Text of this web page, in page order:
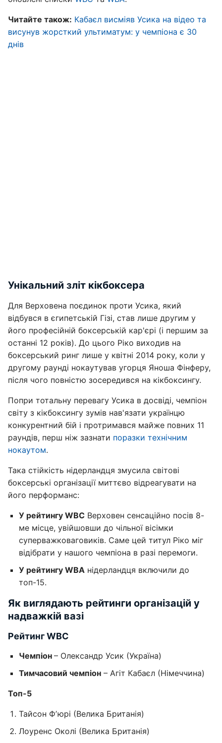
Читайте також: Кабаєл висміяв Усика на відео та
висунув жорсткий ультиматум: у чемпіона є 30
днів
Унікальний зліт кікбоксера
Для Верховена поєдинок проти Усика, який
відбувся в єгипетській Гізі, став лише другим у
його професійній боксерській кар'єрі (і першим за
останні 12 років). До цього Ріко виходив на
боксерський ринг лише у квітні 2014 року, коли у
другому раунді нокаутував угорця Яноша Фінферу,
після чого повністю зосередився на кікбоксингу.
Попри тотальну перевагу Усика в досвіді, чемпіон
світу з кікбоксингу зумів нав'язати українцю
конкурентний бій і протримався майже повних 11
раундів, перш ніж зазнати поразки технічним
нокаутом.
Така стійкість нідерландця змусила світові
боксерські організації миттєво відреагувати на
його перформанс:
У рейтингу WBC Верховен сенсаційно посів 8-
ме місце, увійшовши до чільної вісімки
суперважковаговиків. Саме цей титул Ріко міг
відібрати у нашого чемпіона в разі перемоги.
У рейтингу WBA нідерландця включили до
топ-15.
Як виглядають рейтинги організацій у
надважкій вазі
Рейтинг WBC
Чемпіон – Олександр Усик (Україна)
Тимчасовий чемпіон – Агіт Кабаєл (Німеччина)
Топ-5
Тайсон Фʼюрі (Велика Британія)
Лоуренс Околі (Велика Британія)